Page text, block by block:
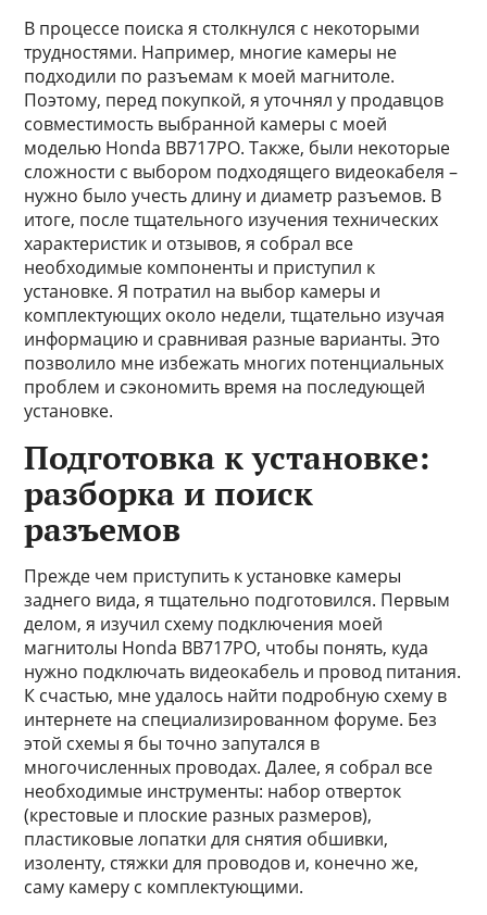
В процессе поиска я столкнулся с некоторыми
трудностями. Например, многие камеры не
подходили по разъемам к моей магнитоле.
Поэтому, перед покупкой, я уточнял у продавцов
совместимость выбранной камеры с моей
моделью Honda BB717PO. Также, были некоторые
сложности с выбором подходящего видеокабеля –
нужно было учесть длину и диаметр разъемов. В
итоге, после тщательного изучения технических
характеристик и отзывов, я собрал все
необходимые компоненты и приступил к
установке. Я потратил на выбор камеры и
комплектующих около недели, тщательно изучая
информацию и сравнивая разные варианты. Это
позволило мне избежать многих потенциальных
проблем и сэкономить время на последующей
установке.
Подготовка к установке:
разборка и поиск
разъемов
Прежде чем приступить к установке камеры
заднего вида, я тщательно подготовился. Первым
делом, я изучил схему подключения моей
магнитолы Honda BB717PO, чтобы понять, куда
нужно подключать видеокабель и провод питания.
К счастью, мне удалось найти подробную схему в
интернете на специализированном форуме. Без
этой схемы я бы точно запутался в
многочисленных проводах. Далее, я собрал все
необходимые инструменты: набор отверток
(крестовые и плоские разных размеров),
пластиковые лопатки для снятия обшивки,
изоленту, стяжки для проводов и, конечно же,
саму камеру с комплектующими.